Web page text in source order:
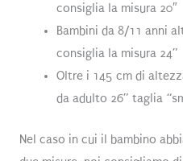
consiglia la misura 20″
Bambini da 8/11 anni
consiglia la misura 24”
Oltre i 145 cm di
da adulto 26” taglia
Nel caso in cui il bambino